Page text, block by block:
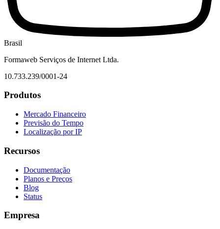
Brasil
Formaweb Serviços de Internet Ltda.
10.733.239/0001-24
Produtos
Mercado Financeiro
Previsão do Tempo
Localização por IP
Recursos
Documentação
Planos e Preços
Blog
Status
Empresa